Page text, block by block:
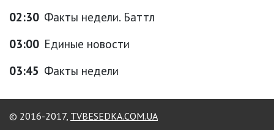
02:30 Факты недели. Баттл
03:00 Единые новости
03:45 Факты недели
© 2016-2017, TVBESEDKA.COM.UA